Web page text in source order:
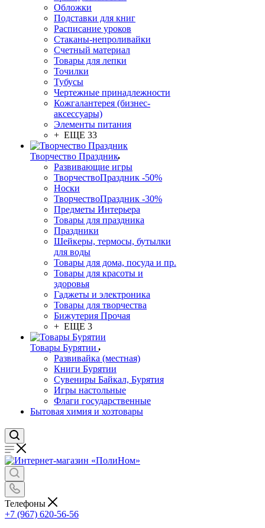
Обложки
Подставки для книг
Расписание уроков
Стаканы-непроливайки
Счетный материал
Товары для лепки
Точилки
Тубусы
Чертежные принадлежности
Кожгалантерея (бизнес-
аксессуары)
Элементы питания
+ ЕЩЕ 33
Творчество Праздник
Развивающие игры
ТворчествоПраздник -50%
Носки
ТворчествоПраздник -30%
Предметы Интерьера
Товары для праздника
Праздники
Шейкеры, термосы, бутылки
для воды
Товары для дома, посуда и пр.
Товары для красоты и
здоровья
Гаджеты и электроника
Товары для творчества
Бижутерия Прочая
+ ЕЩЕ 3
Товары Бурятии
Развивайка (местная)
Книги Бурятии
Сувениры Байкал, Бурятия
Игры настольные
Флаги государственные
Бытовая химия и хозтовары
Телефоны
+7 (967) 620-56-56